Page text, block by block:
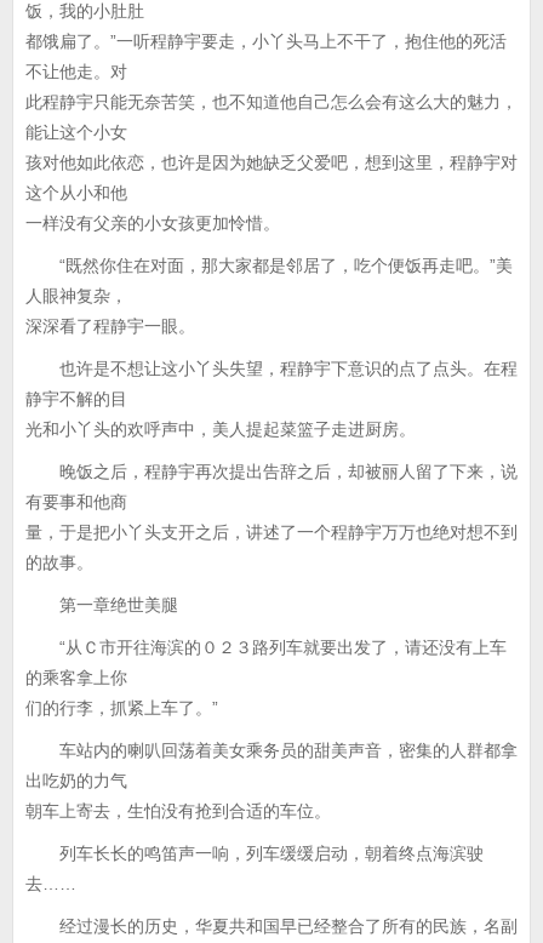
饭，我的小肚肚
都饿扁了。”一听程静宇要走，小丫头马上不干了，抱住他的死活
不让他走。对
此程静宇只能无奈苦笑，也不知道他自己怎么会有这么大的魅力，
能让这个小女
孩对他如此依恋，也许是因为她缺乏父爱吧，想到这里，程静宇对
这个从小和他
一样没有父亲的小女孩更加怜惜。
“既然你住在对面，那大家都是邻居了，吃个便饭再走吧。”美
人眼神复杂，
深深看了程静宇一眼。
也许是不想让这小丫头失望，程静宇下意识的点了点头。在程
静宇不解的目
光和小丫头的欢呼声中，美人提起菜篮子走进厨房。
晚饭之后，程静宇再次提出告辞之后，却被丽人留了下来，说
有要事和他商
量，于是把小丫头支开之后，讲述了一个程静宇万万也绝对想不到
的故事。
第一章绝世美腿
“从Ｃ市开往海滨的０２３路列车就要出发了，请还没有上车
的乘客拿上你
们的行李，抓紧上车了。”
车站内的喇叭回荡着美女乘务员的甜美声音，密集的人群都拿
出吃奶的力气
朝车上寄去，生怕没有抢到合适的车位。
列车长长的鸣笛声一响，列车缓缓启动，朝着终点海滨驶
去……
经过漫长的历史，华夏共和国早已经整合了所有的民族，名副